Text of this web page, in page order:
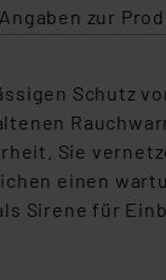
Angaben zur
Schutz
Sie
einen
Sirene für